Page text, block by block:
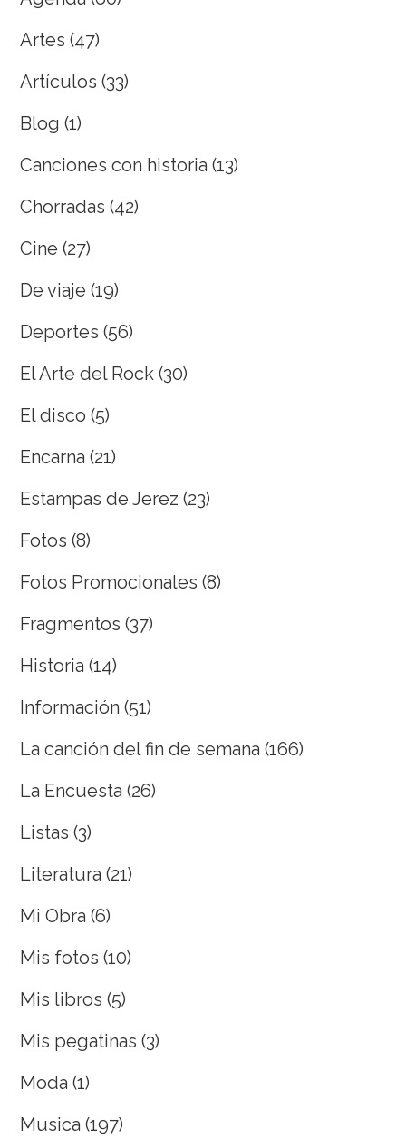
Artes (47)
Artículos (33)
Blog (1)
Canciones con historia (13)
Chorradas (42)
Cine (27)
De viaje (19)
Deportes (56)
El Arte del Rock (30)
El disco (5)
Encarna (21)
Estampas de Jerez (23)
Fotos (8)
Fotos Promocionales (8)
Fragmentos (37)
Historia (14)
Información (51)
La canción del fin de semana (166)
La Encuesta (26)
Listas (3)
Literatura (21)
Mi Obra (6)
Mis fotos (10)
Mis libros (5)
Mis pegatinas (3)
Moda (1)
Musica (197)